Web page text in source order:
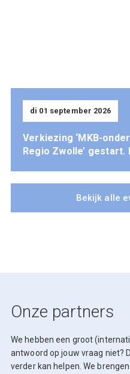
di 01 september 2026
Verkiezing ‘MKB-
Regio Zwolle’ gestart.
Bekijk alle
Onze partners
We hebben een groot
antwoord op jouw vraag niet?
verder kan helpen. We